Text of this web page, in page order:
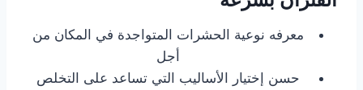
معرفه نوعية الحشرات المتواجدة في المكان من
أجل
حسن إختيار الأساليب التي تساعد على التخلص